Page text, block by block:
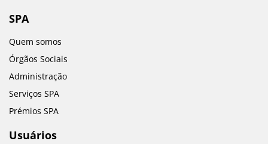
SPA
Quem somos
Órgãos Sociais
Administração
Serviços SPA
Prémios SPA
Usuários